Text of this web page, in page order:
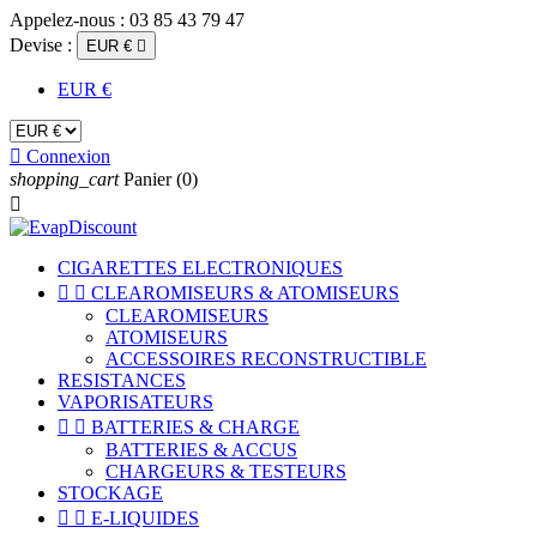
Appelez-nous : 03 85 43 79 47
Devise :
EUR € 
EUR €
 Connexion
shopping_cart Panier (0)

CIGARETTES ELECTRONIQUES
  CLEAROMISEURS & ATOMISEURS
CLEAROMISEURS
ATOMISEURS
ACCESSOIRES RECONSTRUCTIBLE
RESISTANCES
VAPORISATEURS
  BATTERIES & CHARGE
BATTERIES & ACCUS
CHARGEURS & TESTEURS
STOCKAGE
  E-LIQUIDES